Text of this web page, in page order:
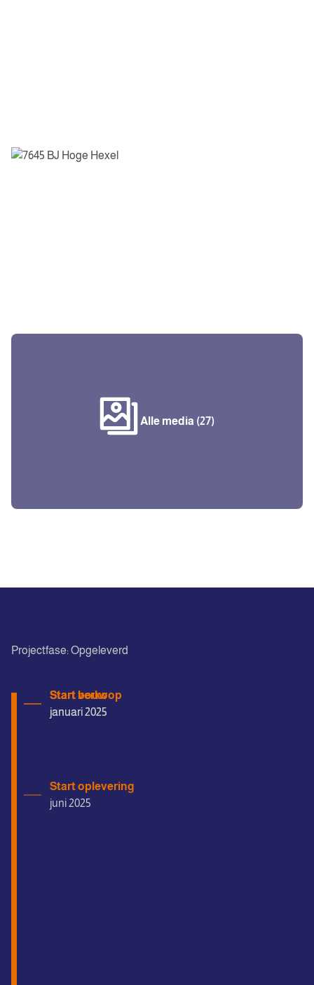
Alle media (27)
Projectfase: Opgeleverd
Start bouw
januari 2025
Start verkoop
januari 2025
Start oplevering
juni 2025